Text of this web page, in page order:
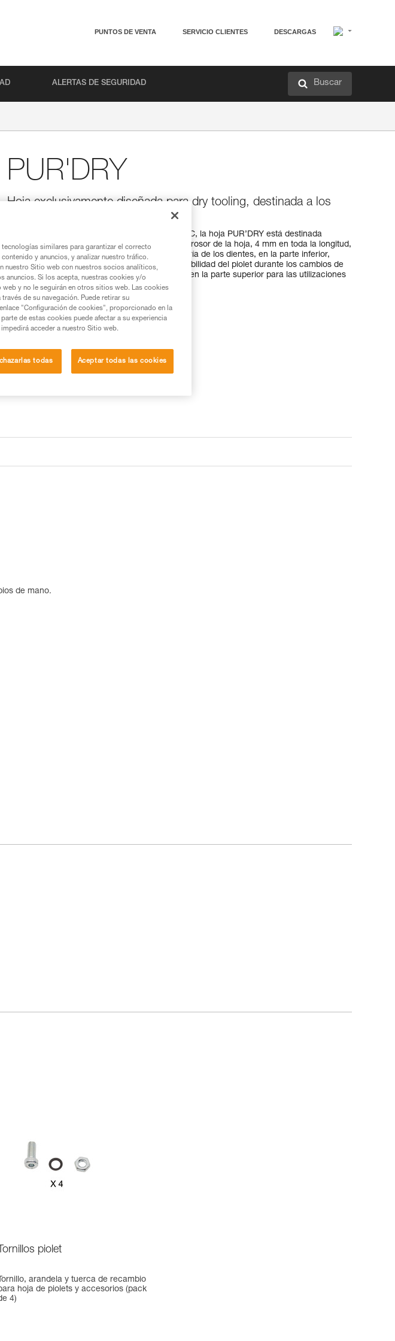
PUNTOS DE VENTA SERVICIO CLIENTES DESCARGAS
ALERTAS DE SEGURIDAD Buscar
PUR'DRY
Hoja exclusivamente diseñada para dry tooling, destinada a los
Diseñada para los piolets NOMIC y ERGONOMIC, la hoja PUR’DRY está destinada
exclusivamente a la práctica del dry tooling. El grosor de la hoja, 4 mm en toda la longitud,
ofrece una gran robustez en torsión. La geometría de los dientes, en la parte inferior,
proporciona gancheos eficaces y mejora la estabilidad del piolet durante los cambios de
mano. También dispone de dientes de gancheo en la parte superior para las utilizaciones
invertidas o para bloquear la hoja en las fisuras.
Buscar un punto de venta
de mano.
Tornillos piolet
Tornillo, arandela y tuerca de recambio
hoja de piolets y accesorios (pack
4)
similares para garantizar el correcto
y anuncios, y analizar nuestro tráfico.
nuestro Sitio web con nuestros socios analíticos,
anuncios. Si los acepta, nuestras cookies y/o
y no le seguirán en otros sitios web. Las cookies
de su navegación. Puede retirar su
"Configuración de cookies", proporcionado en la
de estas cookies puede afectar a su experiencia
acceder a nuestro Sitio web.
todas Aceptar todas las cookies